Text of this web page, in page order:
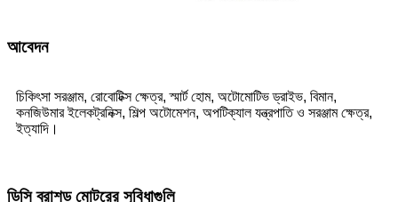
আবেদন
চিকিৎসা সরঞ্জাম, রোবোটিক্স ক্ষেত্র, স্মার্ট হোম, অটোমোটিভ ড্রাইভ, বিমান,
কনজিউমার ইলেকট্রনিক্স, শিল্প অটোমেশন, অপটিক্যাল যন্ত্রপাতি ও সরঞ্জাম ক্ষেত্র,
ইত্যাদি।
ডিসি ব্রাশড মোটরের সুবিধাগুলি